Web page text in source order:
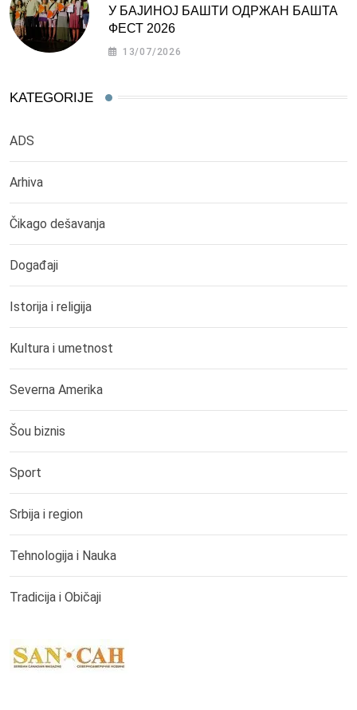
У БАЈИНОЈ БАШТИ ОДРЖАН БАШТА
ФЕСТ 2026
13/07/2026
KATEGORIJE
ADS
Arhiva
Čikago dešavanja
Događaji
Istorija i religija
Kultura i umetnost
Severna Amerika
Šou biznis
Sport
Srbija i region
Tehnologija i Nauka
Tradicija i Običaji